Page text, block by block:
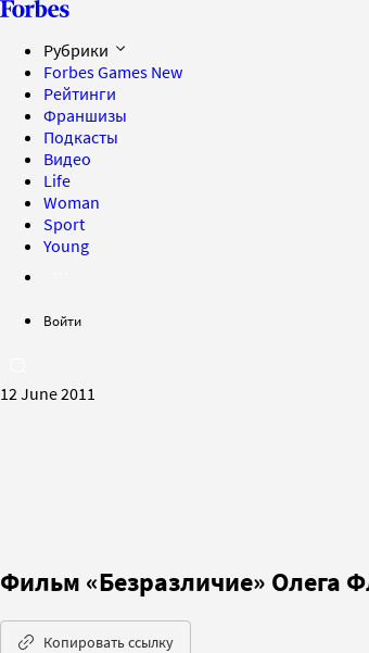
Рубрики
Forbes Games New
Рейтинги
Франшизы
Подкасты
Видео
Life
Woman
Sport
Young
Войти
12 June 2011
Фильм «Безразличие» Олега
Копировать ссылку